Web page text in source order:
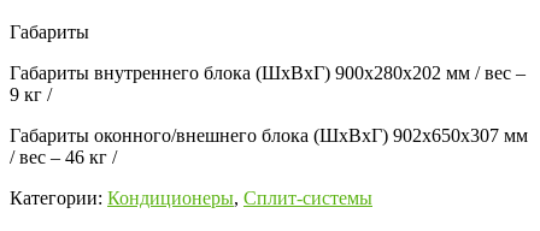
Габариты
Габариты внутреннего блока (ШхВхГ) 900x280x202 мм / вес –
9 кг /
Габариты оконного/внешнего блока (ШхВхГ) 902x650x307 мм
/ вес – 46 кг /
Категории: Кондиционеры, Сплит-системы